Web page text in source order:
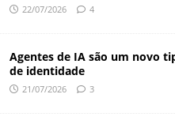
22/07/2026 4
Agentes de IA são um novo
de identidade
21/07/2026 3